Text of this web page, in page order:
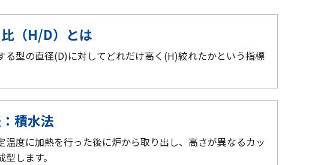
（H/D）とは
る型の直径(D)に対してどれだけ高く(H)絞れたかという指標
積水法
温度に加熱を行った後に炉から取り出し、高さが異なるカッ
します。